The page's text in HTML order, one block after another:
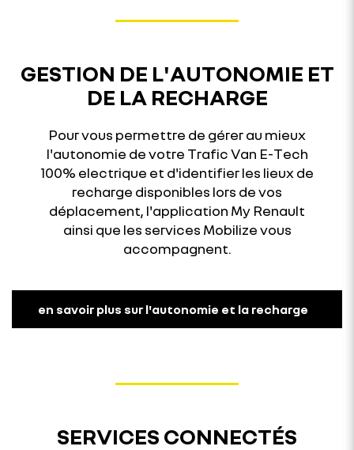
GESTION DE L'AUTONOMIE ET
DE LA RECHARGE
Pour vous permettre de gérer au mieux
l'autonomie de votre Trafic Van E-Tech
100% electrique et d'identifier les lieux de
recharge disponibles lors de vos
déplacement, l'application My Renault
ainsi que les services Mobilize vous
accompagnent.
en savoir plus sur l'autonomie et la recharge
SERVICES CONNECTÉS